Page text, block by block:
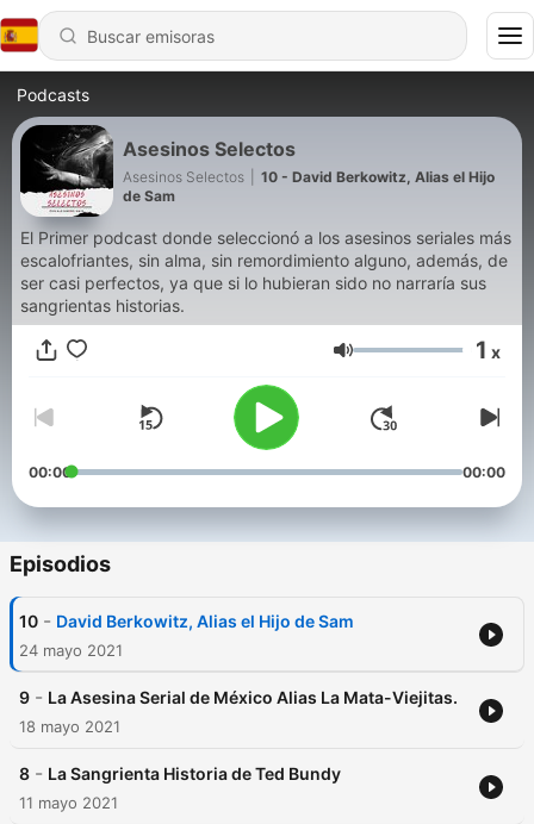
Podcasts
Asesinos Selectos
Asesinos Selectos
10 - David Berkowitz, Alias el Hijo
de Sam
El Primer podcast donde seleccionó a los asesinos seriales más
escalofriantes, sin alma, sin remordimiento alguno, además, de
ser casi perfectos, ya que si lo hubieran sido no narraría sus
sangrientas historias.
Volumen 1 x
00:00 00:00
Episodios
10 - David Berkowitz, Alias el Hijo de Sam
24 mayo 2021
9 - La Asesina Serial de México Alias La Mata-Viejitas.
18 mayo 2021
8 - La Sangrienta Historia de Ted Bundy
11 mayo 2021